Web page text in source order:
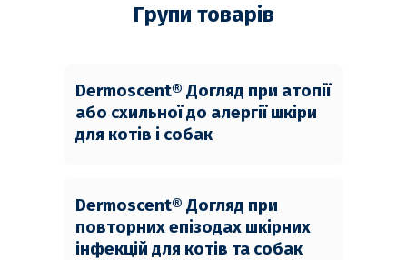
Групи товарів
Dermoscent® Догляд при атопії
або схильної до алергії шкіри
для котів і собак
Dermoscent® Догляд при
повторних епізодах шкірних
інфекцій для котів та собак